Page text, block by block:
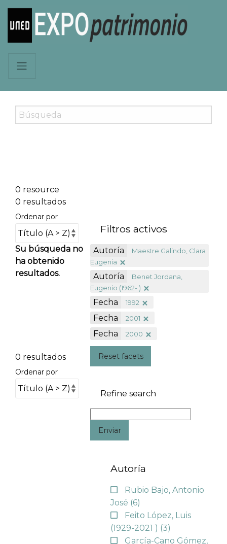
0 resource
0 resultados
Ordenar por
Su búsqueda no
ha obtenido
resultados.
0 resultados
Ordenar por
Filtros activos
Autoría
Maestre Galindo, Clara
Eugenia
Autoría
Benet Jordana,
Eugenio (1962- )
Fecha 1992
Fecha 2001
Fecha 2000
Reset facets
Refine search
Enviar
Autoría
Rubio Bajo, Antonio
José (6)
Feito López, Luis
(1929-2021 ) (3)
García-Cano Gómez,